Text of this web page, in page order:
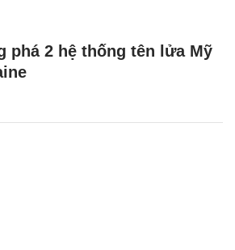
phá 2 hệ thống tên lửa Mỹ